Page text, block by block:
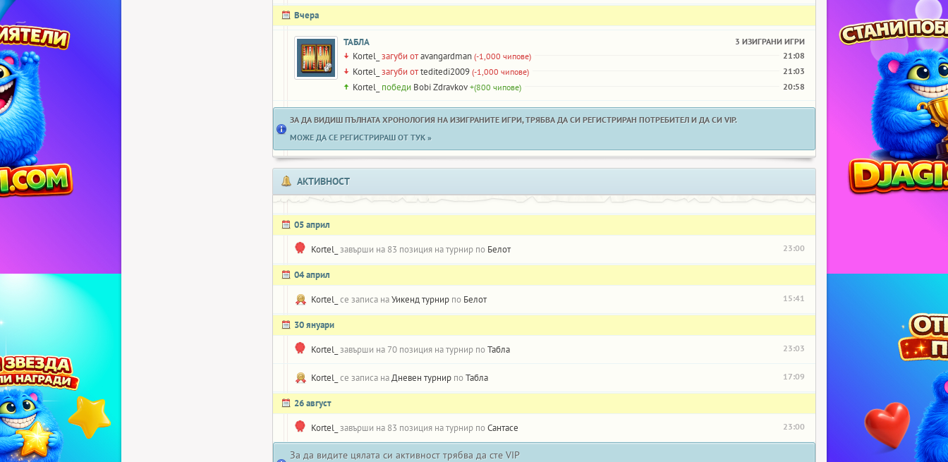
Вчера
ТАБЛА 3 ИЗИГРАНИ ИГРИ
Kortel_ загуби отavangardman (-1,000 чипове) 21:08
Kortel_ загуби отteditedi2009 (-1,000 чипове) 21:03
Kortel_ победи Bobi Zdravkov +(800 чипове) 20:58
ЗА ДА ВИДИШ ПЪЛНАТА ХРОНОЛОГИЯ НА ИЗИГРАНИТЕ ИГРИ, ТРЯБВА ДА СИ РЕГИСТРИРАН ПОТРЕБИТЕЛ И ДА СИ VIP.
МОЖЕ ДА СЕ РЕГИСТРИРАШ ОТ ТУК »
АКТИВНОСТ
05 април
Kortel_ завърши на 83 позиция на турнир по Белот 23:00
04 април
Kortel_ се записа наУикенд турнир по Белот 15:41
30 януари
Kortel_ завърши на 70 позиция на турнир поТабла 23:03
Kortel_ се записа наДневен турнир поТабла 17:09
26 август
Kortel_ завърши на 83 позиция на турнир поСантасе 23:00
За да видите цялата си активност трябва да сте VIP